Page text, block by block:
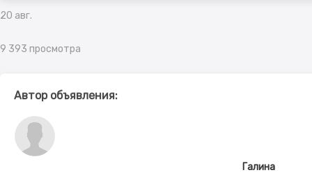
20 авг.
9 393 просмотра
Автор объявления:
Галина